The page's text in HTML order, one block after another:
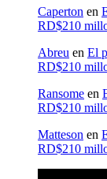
Caperton en
RD$210
Abreu en El
RD$210
Ransome en
RD$210
Matteson en
RD$210